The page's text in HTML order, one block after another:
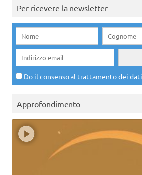
Per ricevere la newsletter
Do il consenso al trattamento dei dati
Approfondimento